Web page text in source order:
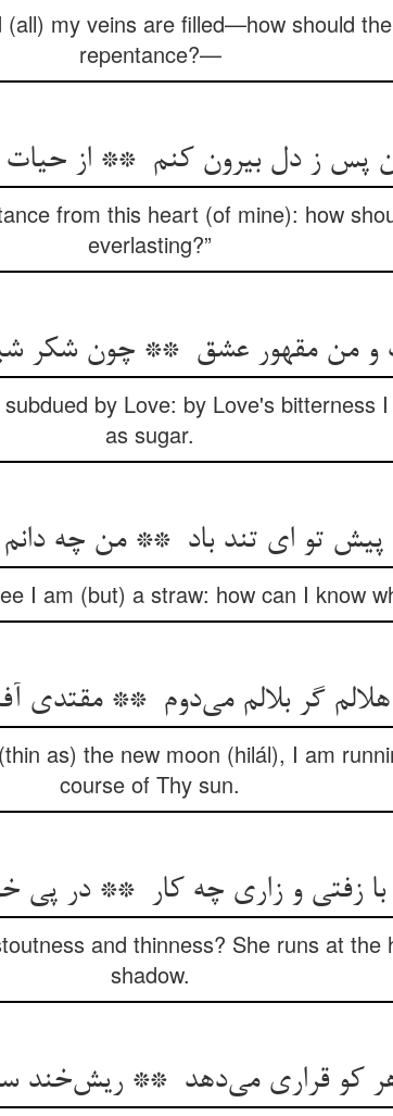
my veins are filled—how should
repentance?—
from this heart (of mine): how
everlasting?”
by Love: by Love's bitterness
as sugar.
I am (but) a straw: how can I know
as) the new moon (hilál), I am
course of Thy sun.
and thinness? She runs at the
shadow.